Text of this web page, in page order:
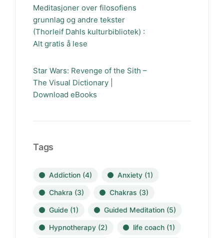
Meditasjoner over filosofiens
grunnlag og andre tekster
(Thorleif Dahls kulturbibliotek) :
Alt gratis å lese
Star Wars: Revenge of the Sith –
The Visual Dictionary |
Download eBooks
Tags
Addiction (4) Anxiety (1)
Chakra (3) Chakras (3)
Guide (1) Guided Meditation (5)
Hypnotherapy (2) life coach (1)